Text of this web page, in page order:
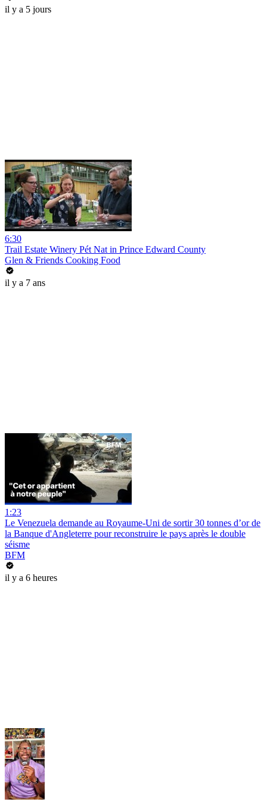
il y a 5 jours
6:30
Trail Estate Winery Pét Nat in Prince Edward County
Glen & Friends Cooking Food
il y a 7 ans
1:23
Le Venezuela demande au Royaume-Uni de sortir 30 tonnes d’or de
la Banque d'Angleterre pour reconstruire le pays après le double
séisme
BFM
il y a 6 heures